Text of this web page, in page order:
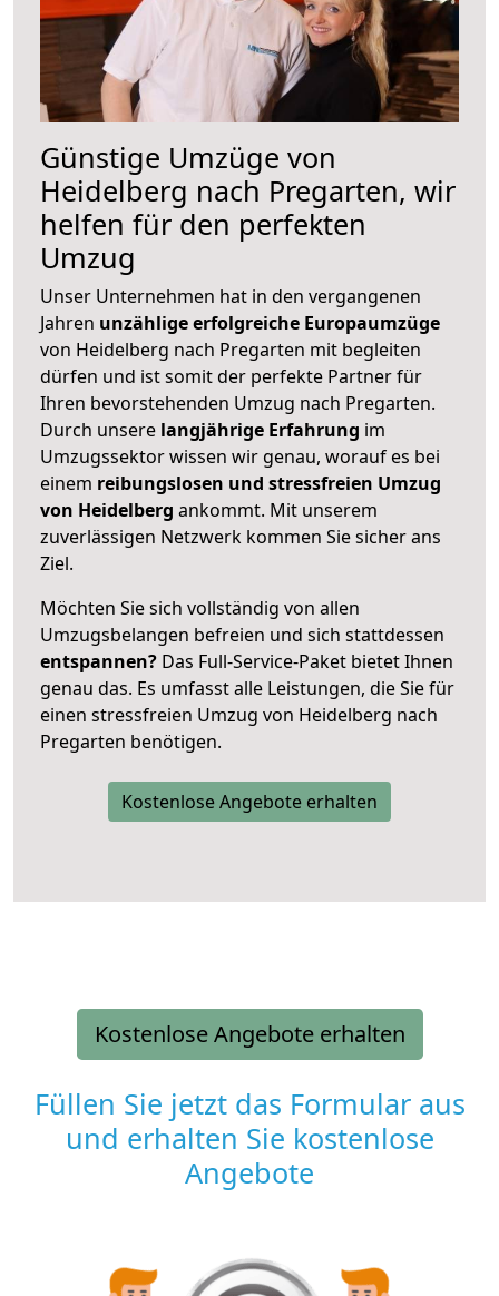
Günstige Umzüge von
Heidelberg nach Pregarten, wir
helfen für den perfekten
Umzug
Unser Unternehmen hat in den vergangenen
Jahren unzählige erfolgreiche Europaumzüge
von Heidelberg nach Pregarten mit begleiten
dürfen und ist somit der perfekte Partner für
Ihren bevorstehenden Umzug nach Pregarten.
Durch unsere langjährige Erfahrung im
Umzugssektor wissen wir genau, worauf es bei
einem reibungslosen und stressfreien Umzug
von Heidelberg ankommt. Mit unserem
zuverlässigen Netzwerk kommen Sie sicher ans
Ziel.
Möchten Sie sich vollständig von allen
Umzugsbelangen befreien und sich stattdessen
entspannen? Das Full-Service-Paket bietet Ihnen
genau das. Es umfasst alle Leistungen, die Sie für
einen stressfreien Umzug von Heidelberg nach
Pregarten benötigen.
Kostenlose Angebote erhalten
Kostenlose Angebote erhalten
Füllen Sie jetzt das Formular aus
und erhalten Sie kostenlose
Angebote